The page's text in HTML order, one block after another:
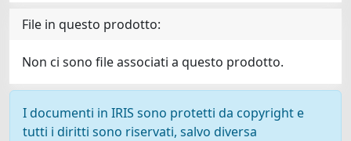
File in questo prodotto:
Non ci sono file associati a questo prodotto.
I documenti in IRIS sono protetti da copyright e
tutti i diritti sono riservati, salvo diversa